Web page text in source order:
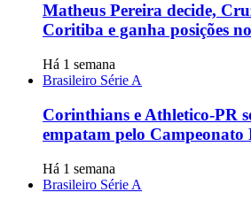
Matheus Pereira decide,
Coritiba e ganha posições
Há 1 semana
Brasileiro Série A
Corinthians e Athletico-PR
empatam pelo Campeonato
Há 1 semana
Brasileiro Série A